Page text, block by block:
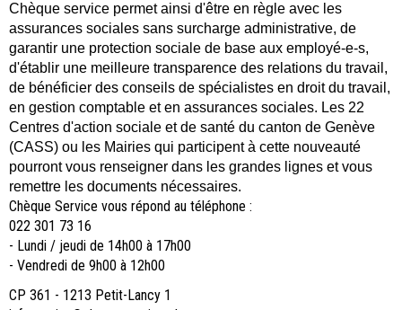
Chèque service permet ainsi d'être en règle avec les
assurances sociales sans surcharge administrative, de
garantir une protection sociale de base aux employé-e-s,
d'établir une meilleure transparence des relations du travail,
de bénéficier des conseils de spécialistes en droit du travail,
en gestion comptable et en assurances sociales. Les 22
Centres d'action sociale et de santé du canton de Genève
(CASS) ou les Mairies qui participent à cette nouveauté
pourront vous renseigner dans les grandes lignes et vous
remettre les documents nécessaires.
Chèque Service vous répond au téléphone :
022 301 73 16
- Lundi / jeudi de 14h00 à 17h00
- Vendredi de 9h00 à 12h00
CP 361 - 1213 Petit-Lancy 1